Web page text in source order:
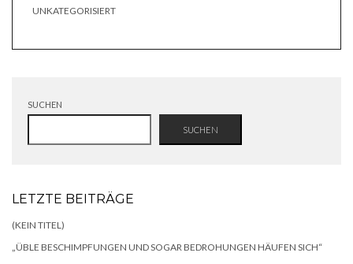
UNKATEGORISIERT
SUCHEN
SUCHEN
LETZTE BEITRÄGE
(KEIN TITEL)
„ÜBLE BESCHIMPFUNGEN UND SOGAR BEDROHUNGEN HÄUFEN SICH“